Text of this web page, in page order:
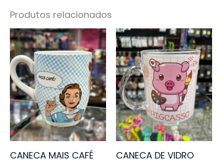
Produtos relacionados
CANECA MAIS CAFÉ
CANECA DE VIDRO